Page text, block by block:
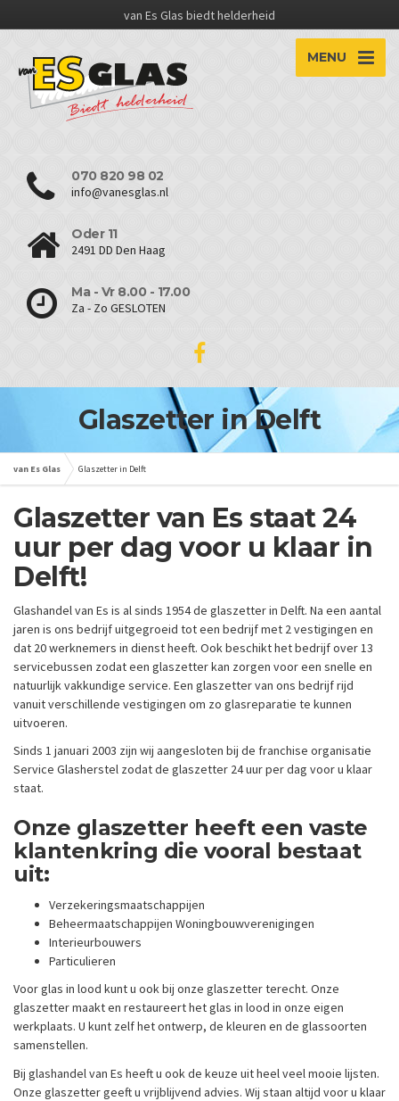
van Es Glas biedt helderheid
MENU
070 820 98 02
info@vanesglas.nl
Oder 11
2491 DD Den Haag
Ma - Vr 8.00 - 17.00
Za - Zo GESLOTEN
Glaszetter in Delft
van Es Glas Glaszetter in Delft
Glaszetter van Es staat 24
uur per dag voor u klaar in
Delft!
Glashandel van Es is al sinds 1954 de glaszetter in Delft. Na een aantal
jaren is ons bedrijf uitgegroeid tot een bedrijf met 2 vestigingen en
dat 20 werknemers in dienst heeft. Ook beschikt het bedrijf over 13
servicebussen zodat een glaszetter kan zorgen voor een snelle en
natuurlijk vakkundige service. Een glaszetter van ons bedrijf rijd
vanuit verschillende vestigingen om zo glasreparatie te kunnen
uitvoeren.
Sinds 1 januari 2003 zijn wij aangesloten bij de franchise organisatie
Service Glasherstel zodat de glaszetter 24 uur per dag voor u klaar
staat.
Onze glaszetter heeft een vaste
klantenkring die vooral bestaat
uit:
Verzekeringsmaatschappijen
Beheermaatschappijen Woningbouwverenigingen
Interieurbouwers
Particulieren
Voor glas in lood kunt u ook bij onze glaszetter terecht. Onze
glaszetter maakt en restaureert het glas in lood in onze eigen
werkplaats. U kunt zelf het ontwerp, de kleuren en de glassoorten
samenstellen.
Bij glashandel van Es heeft u ook de keuze uit heel veel mooie lijsten.
Onze glaszetter geeft u vrijblijvend advies. Wij staan altijd voor u klaar